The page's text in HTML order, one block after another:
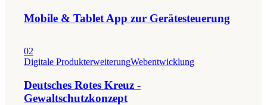
Mobile & Tablet App zur Gerätesteuerung
02
Digitale ProdukterweiterungWebentwicklung
Deutsches Rotes Kreuz -
Gewaltschutzkonzept